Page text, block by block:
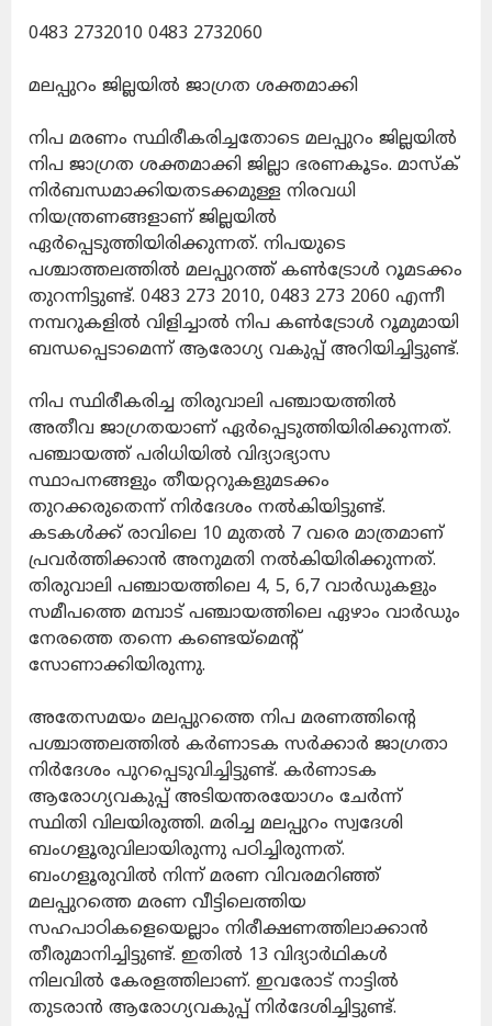
0483 2732010 0483 2732060
മലപ്പുറം ജില്ലയിൽ ജാഗ്രത ശക്തമാക്കി
നിപ മരണം സ്ഥിരീകരിച്ചതോടെ മലപ്പുറം ജില്ലയിൽ
നിപ ജാഗ്രത ശക്തമാക്കി ജില്ലാ ഭരണകൂടം. മാസ്ക്
നിർബന്ധമാക്കിയതടക്കമുള്ള നിരവധി
നിയന്ത്രണങ്ങളാണ് ജില്ലയിൽ
ഏർപ്പെടുത്തിയിരിക്കുന്നത്. നിപയുടെ
പശ്ചാത്തലത്തിൽ മലപ്പുറത്ത് കൺട്രോൾ റൂമടക്കം
തുറന്നിട്ടുണ്ട്. 0483 273 2010, 0483 273 2060 എന്നീ
നമ്പറുകളിൽ വിളിച്ചാൽ നിപ കൺട്രോൾ റൂമുമായി
ബന്ധപ്പെടാമെന്ന് ആരോഗ്യ വകുപ്പ് അറിയിച്ചിട്ടുണ്ട്.
നിപ സ്ഥിരീകരിച്ച തിരുവാലി പഞ്ചായത്തിൽ
അതീവ ജാഗ്രതയാണ് ഏർപ്പെടുത്തിയിരിക്കുന്നത്.
പഞ്ചായത്ത് പരിധിയിൽ വിദ്യാഭ്യാസ
സ്ഥാപനങ്ങളും തീയറ്ററുകളുമടക്കം
തുറക്കരുതെന്ന് നിർദേശം നൽകിയിട്ടുണ്ട്.
കടകൾക്ക് രാവിലെ 10 മുതൽ 7 വരെ മാത്രമാണ്
പ്രവർത്തിക്കാൻ അനുമതി നൽകിയിരിക്കുന്നത്.
തിരുവാലി പഞ്ചായത്തിലെ 4, 5, 6,7 വാർഡുകളും
സമീപത്തെ മമ്പാട് പഞ്ചായത്തിലെ ഏഴാം വാർഡും
നേരത്തെ തന്നെ കണ്ടെയ്മെന്‍റ്
സോണാക്കിയിരുന്നു.
അതേസമയം മലപ്പുറത്തെ നിപ മരണത്തിന്‍റെ
പശ്ചാത്തലത്തിൽ കർണാടക സർക്കാർ ജാഗ്രതാ
നിർദേശം പുറപ്പെടുവിച്ചിട്ടുണ്ട്. കർണാടക
ആരോഗ്യവകുപ്പ് അടിയന്തരയോഗം ചേർന്ന്
സ്ഥിതി വിലയിരുത്തി. മരിച്ച മലപ്പുറം സ്വദേശി
ബംഗളൂരുവിലായിരുന്നു പഠിച്ചിരുന്നത്.
ബംഗളൂരുവിൽ നിന്ന് മരണ വിവരമറിഞ്ഞ്
മലപ്പുറത്തെ മരണ വീട്ടിലെത്തിയ
സഹപാഠികളെയെല്ലാം നിരീക്ഷണത്തിലാക്കാൻ
തീരുമാനിച്ചിട്ടുണ്ട്. ഇതിൽ 13 വിദ്യാർഥികൾ
നിലവിൽ കേരളത്തിലാണ്. ഇവരോട് നാട്ടിൽ
തുടരാൻ ആരോ​ഗ്യവകുപ്പ് നിർദേശിച്ചിട്ടുണ്ട്.